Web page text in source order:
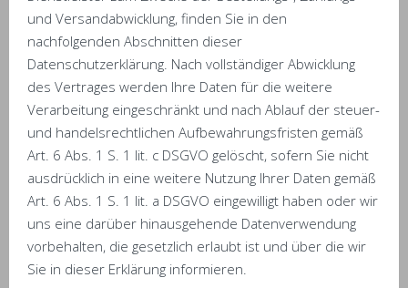
und Versandabwicklung, finden Sie in den
nachfolgenden Abschnitten dieser
Datenschutzerklärung. Nach vollständiger Abwicklung
des Vertrages werden Ihre Daten für die weitere
Verarbeitung eingeschränkt und nach Ablauf der steuer-
und handelsrechtlichen Aufbewahrungsfristen gemäß
Art. 6 Abs. 1 S. 1 lit. c DSGVO gelöscht, sofern Sie nicht
ausdrücklich in eine weitere Nutzung Ihrer Daten gemäß
Art. 6 Abs. 1 S. 1 lit. a DSGVO eingewilligt haben oder wir
uns eine darüber hinausgehende Datenverwendung
vorbehalten, die gesetzlich erlaubt ist und über die wir
Sie in dieser Erklärung informieren.